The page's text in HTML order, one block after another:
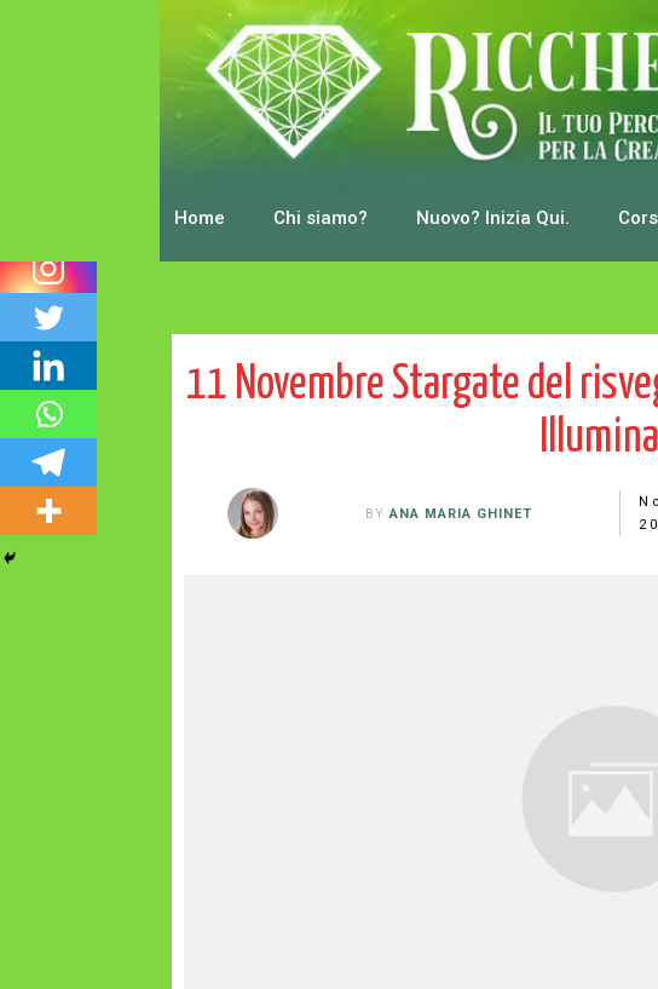
Home Chi siamo? Nuovo? Inizia Qui.
11 Novembre Stargate del
BYANA MARIA GHINET